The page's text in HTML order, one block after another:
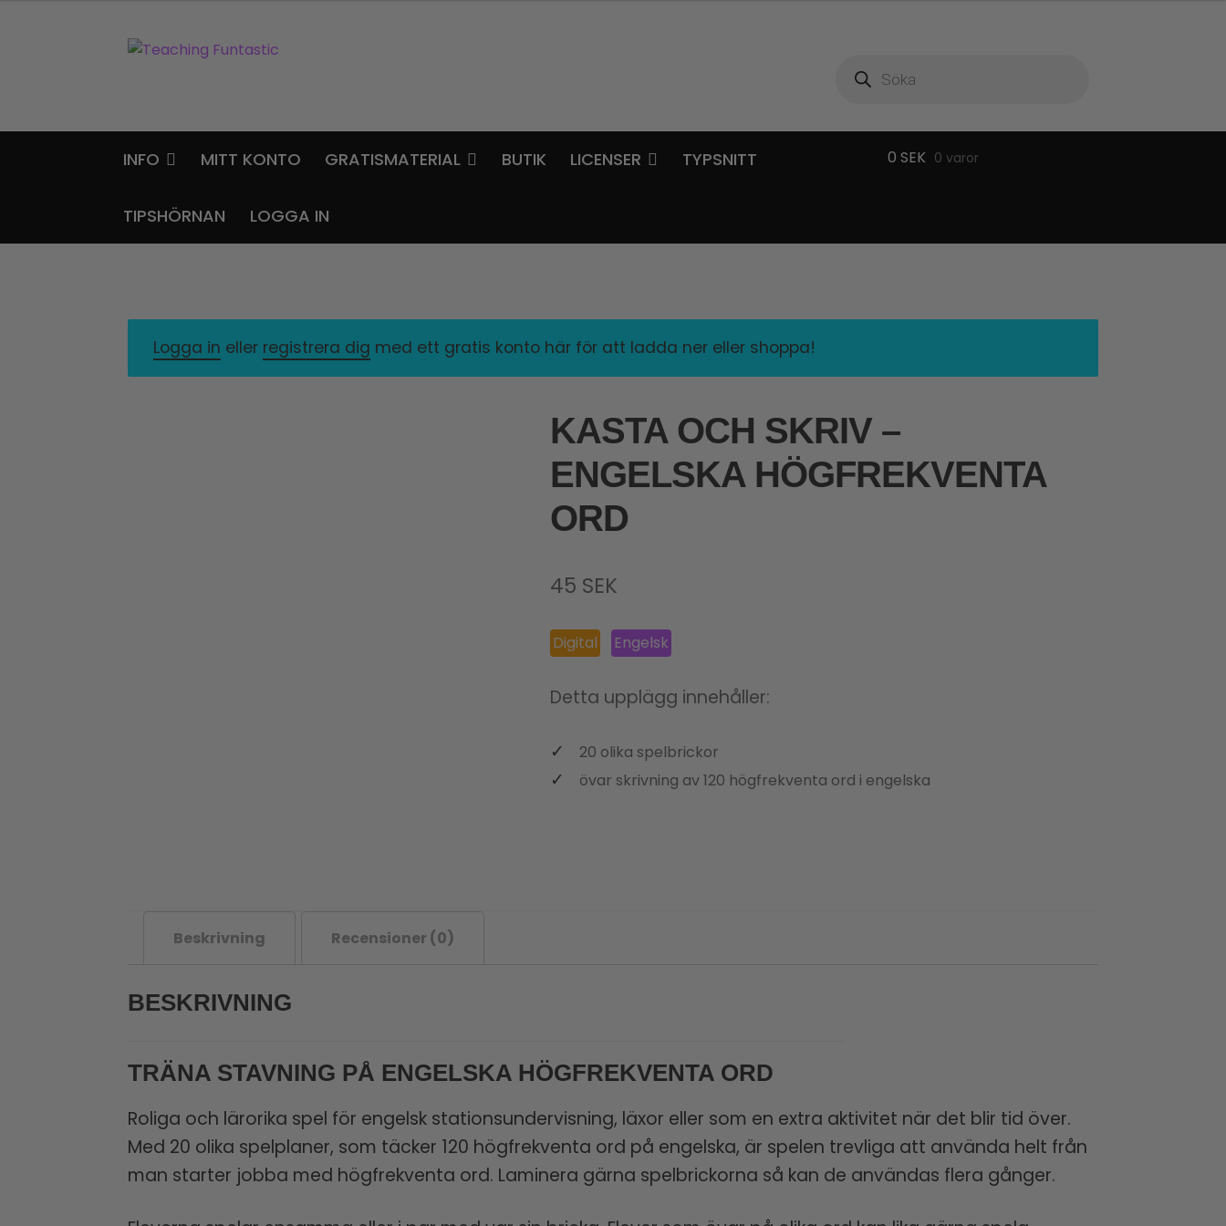
Hoppa
Gå
INFO MITT KONTO GRATISMATERIAL BUTIK LICENSER TYPSNITT
TIPSHÖRNAN LOGGA IN
0 SEK 0 varor
Logga in eller registrera dig med ett gratis konto här för att ladda ner eller shoppa!
KASTA OCH SKRIV –
ENGELSKA HÖGFREKVENTA
ORD
45 SEK
Digital Engelsk
Detta upplägg innehåller:
20 olika spelbrickor
övar skrivning av 120 högfrekventa ord i engelska
Beskrivning Recensioner (0)
BESKRIVNING
TRÄNA STAVNING PÅ ENGELSKA HÖGFREKVENTA ORD
Roliga och lärorika spel för engelsk stationsundervisning, läxor eller som en extra aktivitet när det blir tid över.
Med 20 olika spelplaner, som täcker 120 högfrekventa ord på engelska, är spelen trevliga att använda helt från
man starter jobba med högfrekventa ord. Laminera gärna spelbrickorna så kan de användas flera gånger.